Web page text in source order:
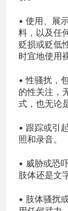
• 使用、展
料，以及任
贬损或贬低
时宜地使用
• 性骚扰，
的性关注，
式，也无论
• 跟踪或引
照和录音。
• 威胁或恐
肢体还是文
• 肢体骚扰